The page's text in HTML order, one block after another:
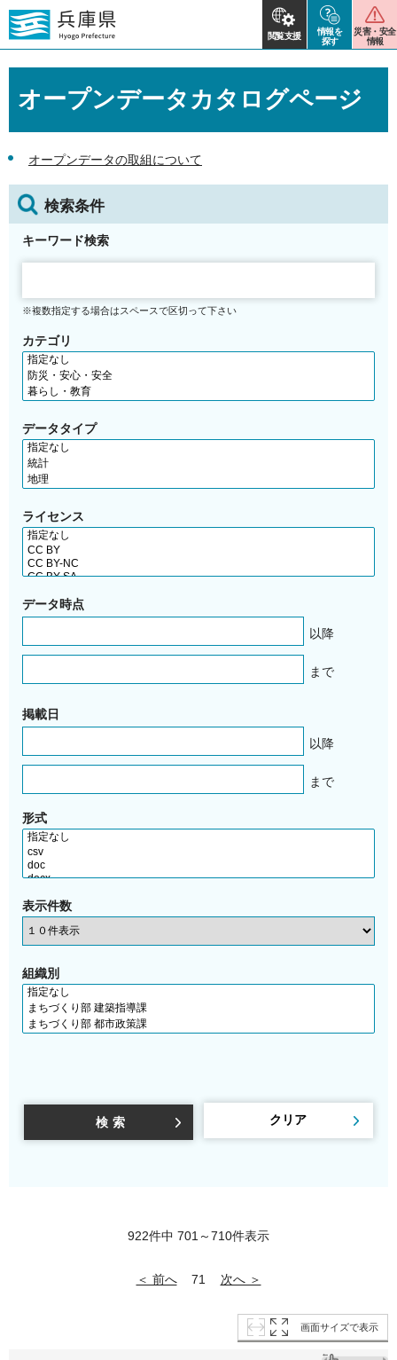
閲覧支援
情報を
探す
災害・安全
情報
オープンデータカタログページ
オープンデータの取組について
検索条件
キーワード検索
※複数指定する場合はスペースで区切って下さい
カテゴリ
データタイプ
ライセンス
データ時点
以降
まで
掲載日
以降
まで
形式
表示件数
組織別
922件中 701～710件表示
＜ 前へ 71 次へ ＞
画面サイズで表示